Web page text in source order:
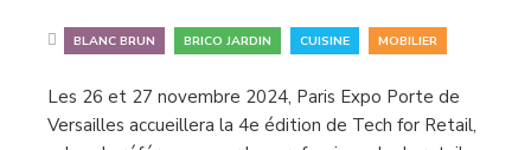
BLANC BRUN BRICO JARDIN CUISINE MOBILIER
Les 26 et 27 novembre 2024, Paris Expo Porte de
Versailles accueillera la 4e édition de Tech for Retail,